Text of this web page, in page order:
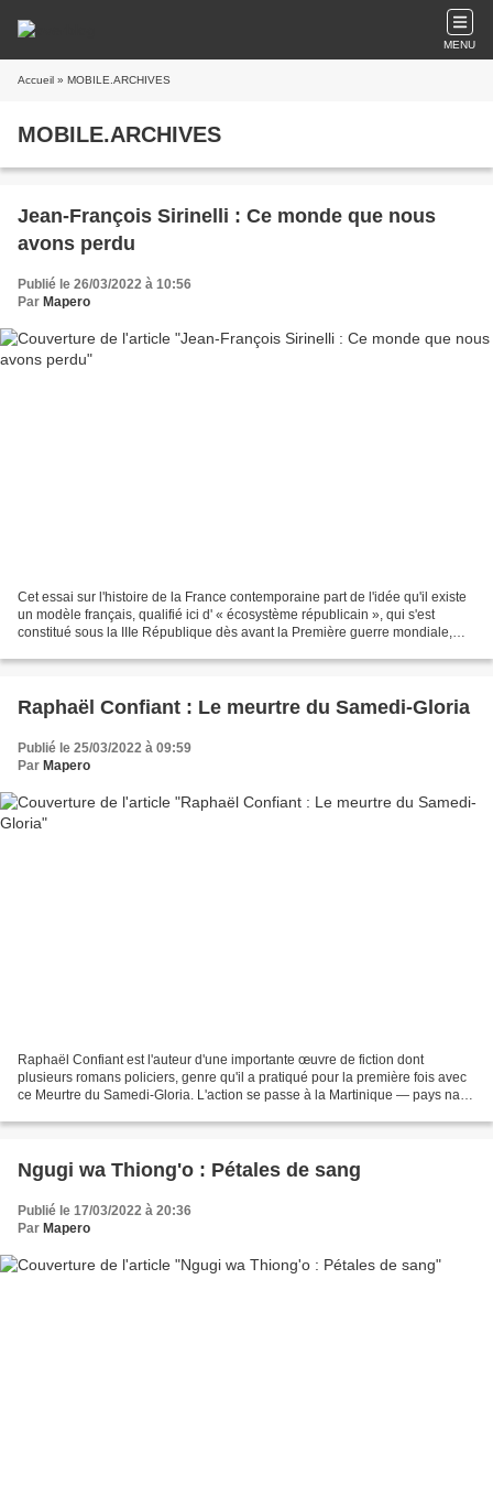
MENU
Accueil » MOBILE.ARCHIVES
MOBILE.ARCHIVES
Jean-François Sirinelli : Ce monde que nous
avons perdu
Publié le 26/03/2022 à 10:56
Par Mapero
Cet essai sur l'histoire de la France contemporaine part de l'idée qu'il existe
un modèle français, qualifié ici d' « écosystème républicain », qui s'est
constitué sous la IIIe République dès avant la Première guerre mondiale,
Raphaël Confiant : Le meurtre du Samedi-Gloria
Publié le 25/03/2022 à 09:59
Par Mapero
Raphaël Confiant est l'auteur d'une importante œuvre de fiction dont
plusieurs romans policiers, genre qu'il a pratiqué pour la première fois avec
ce Meurtre du Samedi-Gloria. L'action se passe à la Martinique — pays natal
Ngugi wa Thiong'o : Pétales de sang
Publié le 17/03/2022 à 20:36
Par Mapero